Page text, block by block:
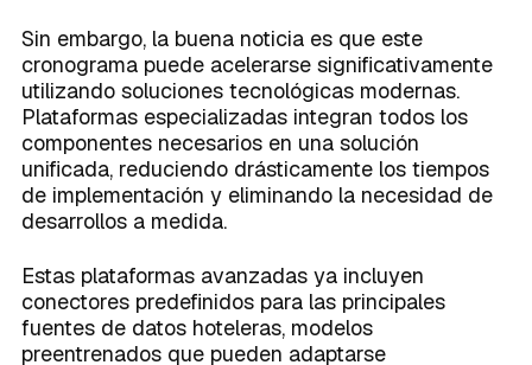
Sin embargo, la buena noticia es que este
cronograma puede acelerarse significativamente
utilizando soluciones tecnológicas modernas.
Plataformas especializadas integran todos los
componentes necesarios en una solución
unificada, reduciendo drásticamente los tiempos
de implementación y eliminando la necesidad de
desarrollos a medida.
Estas plataformas avanzadas ya incluyen
conectores predefinidos para las principales
fuentes de datos hoteleras, modelos
preentrenados que pueden adaptarse